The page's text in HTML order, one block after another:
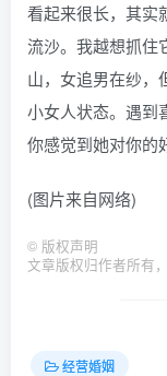
看起来很长，其实
流沙。我越想抓住
山，女追男在纱，
小女人状态。遇到
你感觉到她对你的
(图片来自网络)
© 版权声明
文章版权归作者所有
经营婚姻